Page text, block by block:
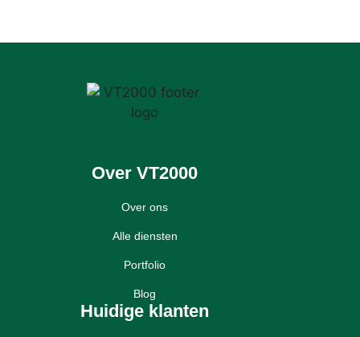
Over VT2000
Over ons
Alle diensten
Portfolio
Blog
Huidige klanten